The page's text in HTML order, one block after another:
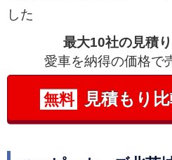
した
最大10社の見積
愛車を納得の価格で
無料 見積もり